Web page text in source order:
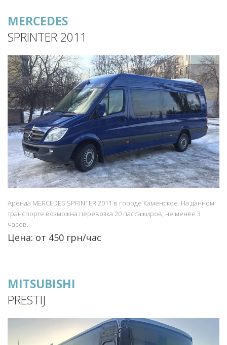
MERCEDES
SPRINTER 2011
Аренда MERCEDES SPRINTER 2011 в городе Каменское. На данном
транспорте возможна перевозка 20 пассажиров, не менее 3
часов.
Цена: от 450 грн/час
MITSUBISHI
PRESTIJ